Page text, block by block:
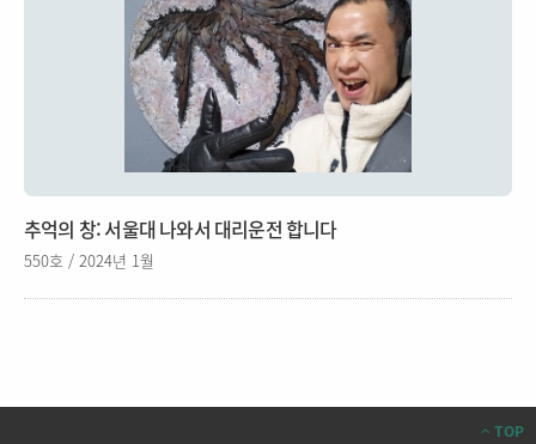
추억의 창: 서울대 나와서 대리운전 합니다
550호 / 2024년 1월
TOP